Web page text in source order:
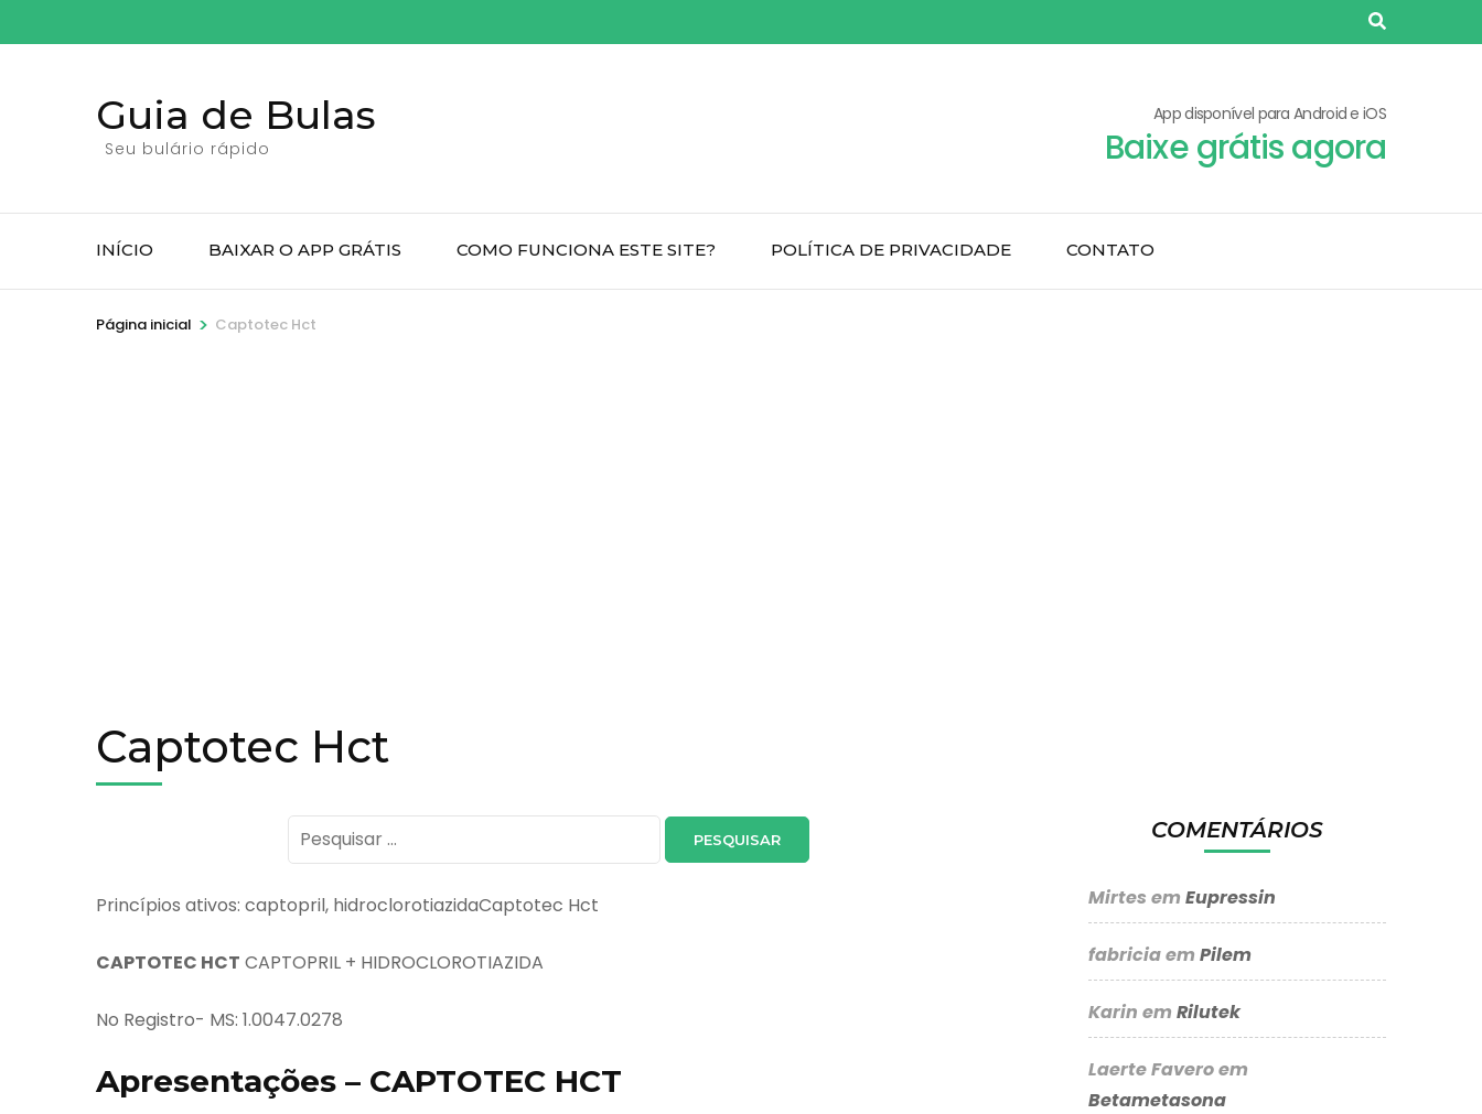
para
Guia de Bulas
Seu bulário rápido
App disponível para Android e iOS
Baixe grátis agora
INÍCIO BAIXAR O APP GRÁTIS COMO FUNCIONA ESTE SITE? POLÍTICA DE PRIVACIDADE CONTATO
Página inicial > Captotec Hct
Captotec Hct
Pesquisar
por:
Princípios ativos: captopril, hidroclorotiazidaCaptotec Hct
CAPTOTEC HCT CAPTOPRIL + HIDROCLOROTIAZIDA
No Registro- MS: 1.0047.0278
Apresentações – CAPTOTEC HCT
COMENTÁRIOS
Mirtes em Eupressin
fabriciaem Pilem
Karin em Rilutek
Laerte Faveroem
Betametasona